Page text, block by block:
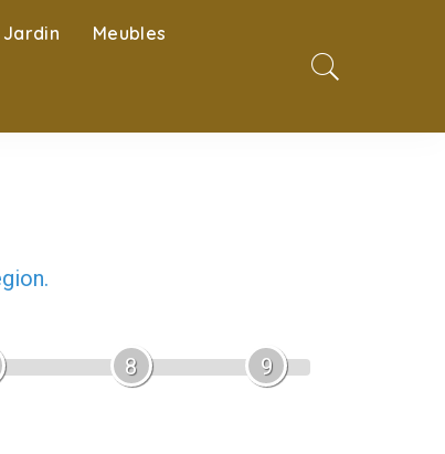
Jardin Meubles
8 9